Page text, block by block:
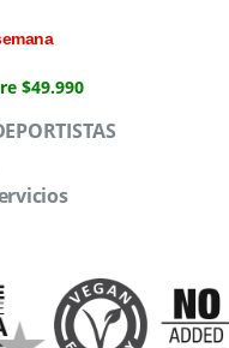
$49.990